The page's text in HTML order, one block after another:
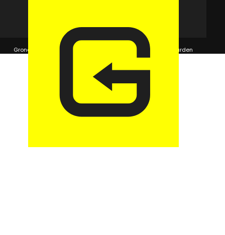
© 2026 GaragePark.
Grondposities
365Beheer & GaragePark Algemene voorwaarden